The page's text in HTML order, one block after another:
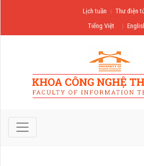
Lịch tuần
Thư điện
Tiếng Việt